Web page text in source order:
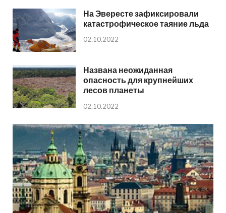
На Эвересте зафиксировали
катастрофическое таяние льда
02.10.2022
Названа неожиданная
опасность для крупнейших
лесов планеты
02.10.2022